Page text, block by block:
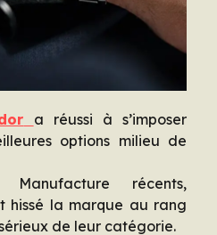
a réussi à s’imposer
options milieu de
Manufacture récents,
hissé la marque au rang
de leur catégorie.